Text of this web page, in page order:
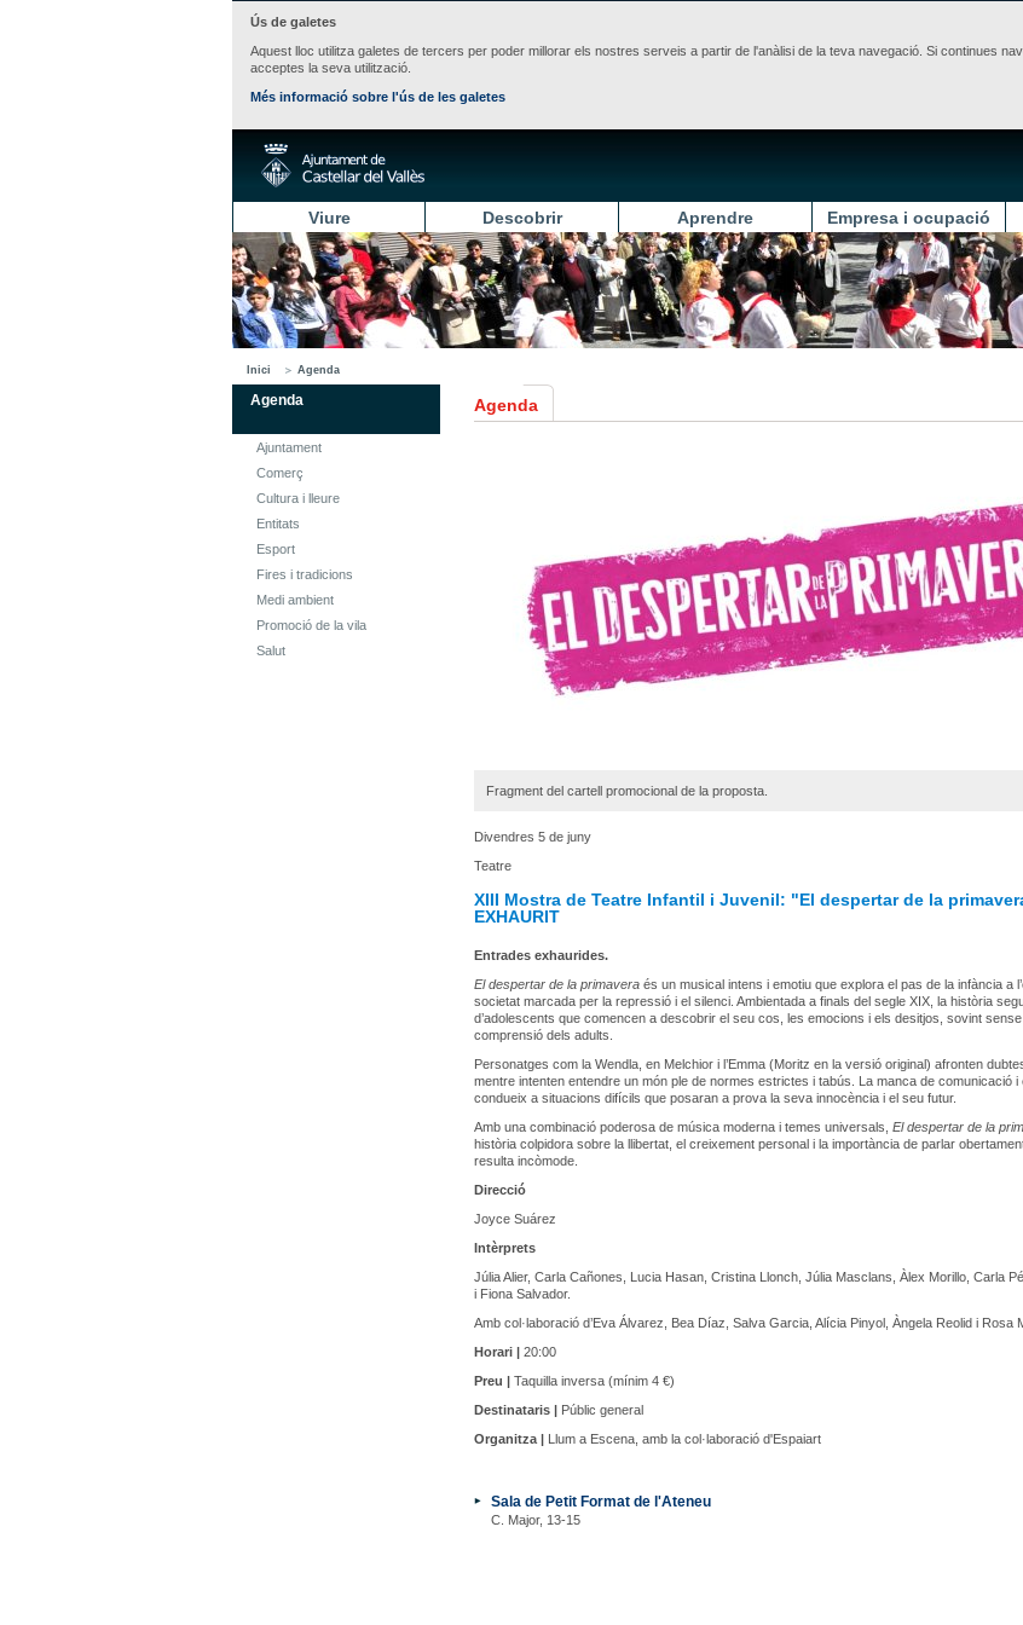
Ús de galetes
Aquest lloc utilitza galetes de tercers per poder millorar els nostres serveis a partir de l'anàlisi de la teva navegació. Si continues
acceptes la seva utilització.
Més informació sobre l'ús de les galetes
Viure Descobrir Aprendre Empresa i ocupació
Inici Agenda
Agenda
Ajuntament
Comerç
Cultura i lleure
Entitats
Esport
Fires i tradicions
Medi ambient
Promoció de la vila
Salut
Agenda
Fragment del cartell promocional de la proposta.
Divendres 5 de juny
Teatre
XIII Mostra de Teatre Infantil i Juvenil: "El despertar de la
EXHAURIT
Entrades exhaurides.
El despertar de la primavera és un musical intens i emotiu que explora el pas de la infància a
societat marcada per la repressió i el silenci. Ambientada a finals del segle XIX, la història
d’adolescents que comencen a descobrir el seu cos, les emocions i els desitjos, sovint
comprensió dels adults.
Personatges com la Wendla, en Melchior i l’Emma (Moritz en la versió original) afronten
mentre intenten entendre un món ple de normes estrictes i tabús. La manca de comunicació i
condueix a situacions difícils que posaran a prova la seva innocència i el seu futur.
Amb una combinació poderosa de música moderna i temes universals, El despertar de la
història colpidora sobre la llibertat, el creixement personal i la importància de parlar
resulta incòmode.
Direcció
Joyce Suárez
Intèrprets
Júlia Alier, Carla Cañones, Lucia Hasan, Cristina Llonch, Júlia Masclans, Àlex Morillo, Carla
i Fiona Salvador.
Amb col·laboració d’Eva Álvarez, Bea Díaz, Salva Garcia, Alícia Pinyol, Àngela Reolid i Rosa
Horari | 20:00
Preu | Taquilla inversa (mínim 4 €)
Destinataris | Públic general
Organitza | Llum a Escena, amb la col·laboració d'Espaiart
Sala de Petit Format de l'Ateneu
C. Major, 13-15